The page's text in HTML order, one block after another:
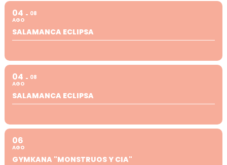
04
AGO
08
SALAMANCA ECLIPSA
04
AGO
08
SALAMANCA ECLIPSA
06
AGO
GYMKANA "MONSTRUOS Y CIA"